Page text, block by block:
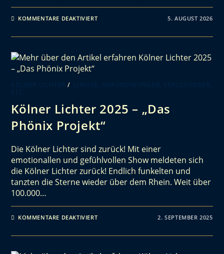
KOMMENTARE DEAKTIVIERT 5. AUGUST 2026
/
Kölner Lichter 2025 – „Das
Phönix Projekt“
Die Kölner Lichter sind zurück! Mit einer
emotionallen und gefühlvollen Show meldeten sich
die Kölner Lichter zurück! Endlich funkelten und
tanzten die Sterne wieder über dem Rhein. Weit über
100.000…
KOMMENTARE DEAKTIVIERT 2. SEPTEMBER 2025